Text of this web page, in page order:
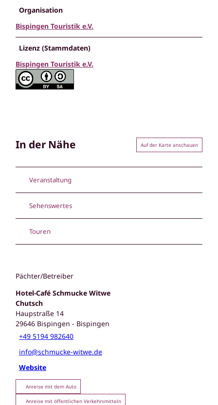
Organisation
Bispingen Touristik e.V.
Lizenz (Stammdaten)
Bispingen Touristik e.V.
In der Nähe Auf der Karte anschauen
Veranstaltung
Sehenswertes
Touren
Pächter/Betreiber
Hotel-Café Schmucke Witwe
Chutsch
Haupstraße 14
29646 Bispingen - Bispingen
+49 5194 982640
info@schmucke-witwe.de
Website
Anreise mit dem Auto
Anreise mit öffentlichen Verkehrsmitteln